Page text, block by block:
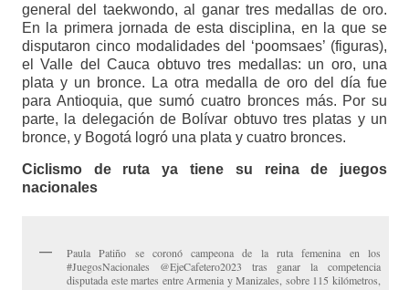
general del taekwondo, al ganar tres medallas de oro.
En la primera jornada de esta disciplina, en la que se
disputaron cinco modalidades del ‘poomsaes’ (figuras),
el Valle del Cauca obtuvo tres medallas: un oro, una
plata y un bronce. La otra medalla de oro del día fue
para Antioquia, que sumó cuatro bronces más. Por su
parte, la delegación de Bolívar obtuvo tres platas y un
bronce, y Bogotá logró una plata y cuatro bronces.
Ciclismo de ruta ya tiene su reina de juegos
nacionales
Paula Patiño se coronó campeona de la ruta femenina en los
#JuegosNacionales @EjeCafetero2023 tras ganar la competencia
disputada este martes entre Armenia y Manizales, sobre 115 kilómetros,